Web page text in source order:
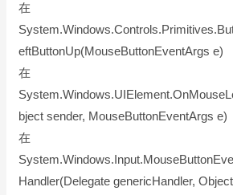
在
eftButtonUp(MouseButtonEventArgs e)
在
bject sender, MouseButtonEventArgs e)
在
Handler(Delegate genericHandler,